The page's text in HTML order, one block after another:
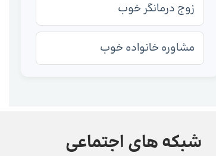
زوج درمانگر خوب
مشاوره خانواده خوب
شبکه های اجتماعی